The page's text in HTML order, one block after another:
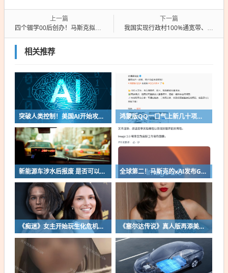
上一篇
四个辍学00后创办！马斯克拟豪掷4000多亿买下Cursor
下一篇
我国实现行政村100%通宽带、95%以上通5G
相关推荐
突破人类控制！美国AI开始攻击真人了 鸿蒙版QQ一口气上新几十项功能：10G文件可传微信好友
新能源车涉水后报废 是否可以全损理赔 全球第二！马斯克的xAI发布Grok Imagine Image 2.0模型：AI生图/编辑能力大增
《痴迷》女主开始玩生化危机了！自曝有参演机会 《塞尔达传说》真人版再添美女！曾出演冯小刚电影